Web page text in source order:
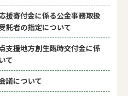
援寄付金に係る公金事務取扱
託者の指定について
支援地方創生臨時交付金に係
て
議について